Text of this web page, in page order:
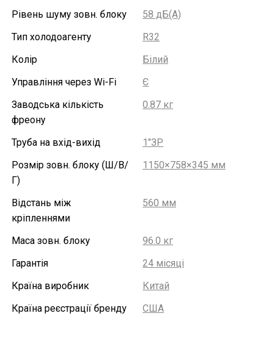
Рівень шуму зовн. блоку
58 дБ(А)
Тип холодоагенту
R32
Колір
Білий
Управління через Wi-Fi
Є
Заводська кількість
фреону
0.87 кг
Труба на вхід-вихід
1"ЗР
Розмір зовн. блоку (Ш/В/
Г)
1150×758×345 мм
Відстань між
кріпленнями
560 мм
Маса зовн. блоку
96.0 кг
Гарантія
24 місяці
Країна виробник
Китай
Країна реєстрації бренду
США